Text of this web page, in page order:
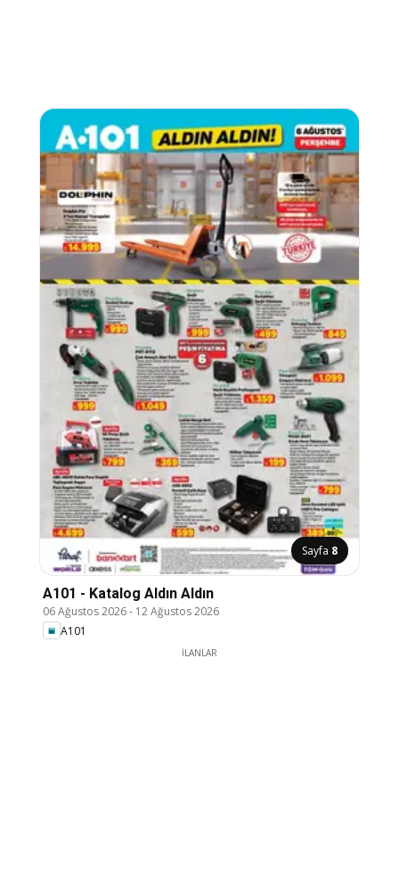
Sayfa 8
A101 - Katalog Aldın Aldın
06 Ağustos 2026- 12 Ağustos 2026
A101
İLANLAR